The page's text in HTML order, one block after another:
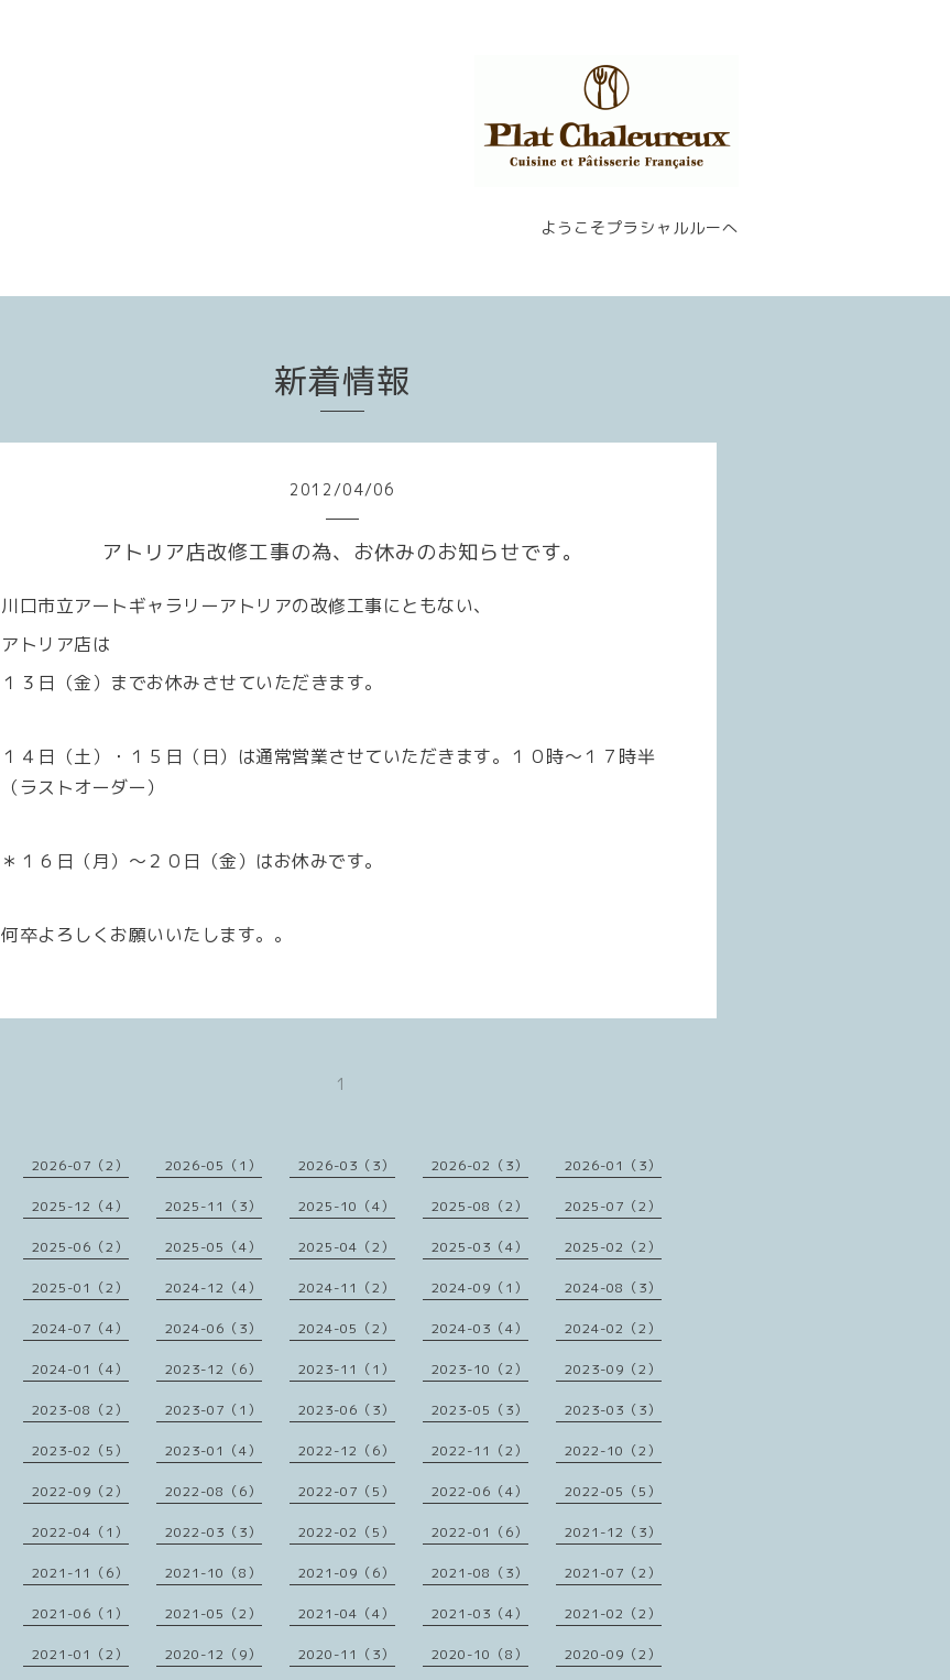
ようこそプラシャルルーへ
新着情報
2012 /04/06
アトリア店改修工事の為、お休みのお知らせです。
川口市立アートギャラリーアトリアの改修工事にともない、
アトリア店は
１３日（金）までお休みさせていただきます。
１４日（土）・１５日（日）は通常営業させていただきます。１０時～１７時半
（ラストオーダー）
＊１６日（月）～２０日（金）はお休みです。
何卒よろしくお願いいたします。。
1
2026-07（2） 2026-05（1） 2026-03（3） 2026-02（3） 2026-01（3）
2025-12（4） 2025-11（3） 2025-10（4） 2025-08（2） 2025-07（2）
2025-06（2） 2025-05（4） 2025-04（2） 2025-03（4） 2025-02（2）
2025-01（2） 2024-12（4） 2024-11（2） 2024-09（1） 2024-08（3）
2024-07（4） 2024-06（3） 2024-05（2） 2024-03（4） 2024-02（2）
2024-01（4） 2023-12（6） 2023-11（1） 2023-10（2） 2023-09（2）
2023-08（2） 2023-07（1） 2023-06（3） 2023-05（3） 2023-03（3）
2023-02（5） 2023-01（4） 2022-12（6） 2022-11（2） 2022-10（2）
2022-09（2） 2022-08（6） 2022-07（5） 2022-06（4） 2022-05（5）
2022-04（1） 2022-03（3） 2022-02（5） 2022-01（6） 2021-12（3）
2021-11（6） 2021-10（8） 2021-09（6） 2021-08（3） 2021-07（2）
2021-06（1） 2021-05（2） 2021-04（4） 2021-03（4） 2021-02（2）
2021-01（2） 2020-12（9） 2020-11（3） 2020-10（8） 2020-09（2）